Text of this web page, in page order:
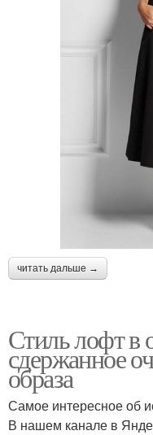
читать дальше →
Стиль лофт в
сдержанное
образа
Самое интересное об
В нашем канале в